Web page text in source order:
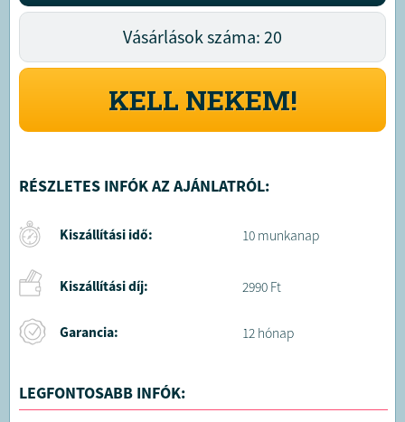
Vásárlások száma: 20
KELL NEKEM!
RÉSZLETES INFÓK AZ AJÁNLATRÓL:
Kiszállítási idő: 10 munkanap
Kiszállítási díj: 2990 Ft
Garancia: 12 hónap
LEGFONTOSABB INFÓK: